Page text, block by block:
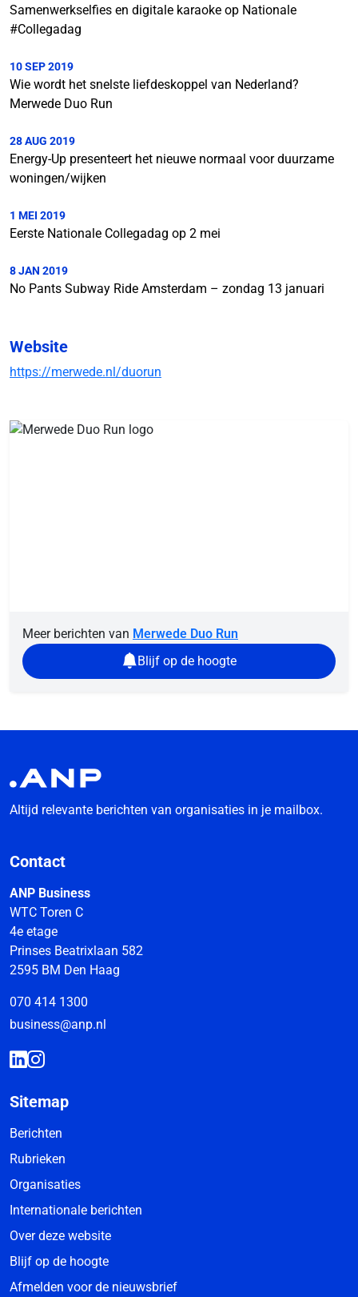
Samenwerkselfies en digitale karaoke op Nationale
#Collegadag
10 SEP 2019
Wie wordt het snelste liefdeskoppel van Nederland?
Merwede Duo Run
28 AUG 2019
Energy-Up presenteert het nieuwe normaal voor duurzame
woningen/wijken
1 MEI 2019
Eerste Nationale Collegadag op 2 mei
8 JAN 2019
No Pants Subway Ride Amsterdam – zondag 13 januari
Website
https://merwede.nl/duorun
Meer berichten van Merwede Duo Run
Blijf op de hoogte
Altijd relevante berichten van organisaties in je mailbox.
Contact
ANP Business
WTC Toren C
4e etage
Prinses Beatrixlaan 582
2595 BM Den Haag
070 414 1300
business@anp.nl
Sitemap
Berichten
Rubrieken
Organisaties
Internationale berichten
Over deze website
Blijf op de hoogte
Afmelden voor de nieuwsbrief